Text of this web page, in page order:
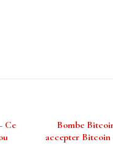
Ce
Bombe
accepter Bitcoin